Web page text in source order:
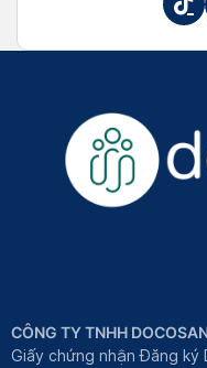
CÔNG TY TNHH
Giấy chứng nhận Đăng ký